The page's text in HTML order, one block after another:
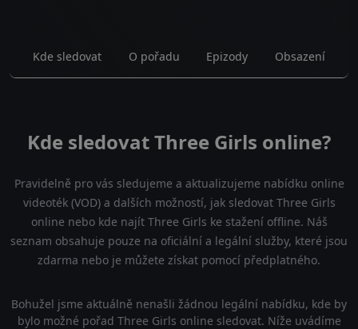
Kde sledovat O pořadu Epizody Obsazení
Kde sledovat Three Girls online?
Pravidelně pro vás sledujeme a aktualizujeme nabídku online
videoték (VOD) a dalších možností, jak sledovat Three Girls
online nebo kde najít Three Girls ke stažení offline. Náš
seznam obsahuje pouze na oficiální a legální služby, které jsou
zdarma nebo je můžete získat pomocí předplatného.
Bohužel jsme aktuálně nenašli žádnou legální nabídku, kde by
bylo možné pořad Three Girls online sledovat. Níže uvádíme